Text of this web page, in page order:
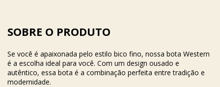
SOBRE O PRODUTO
Se você é apaixonada pelo estilo bico fino, nossa bota Western
é a escolha ideal para você. Com um design ousado e
autêntico, essa bota é a combinação perfeita entre tradição e
modernidade.